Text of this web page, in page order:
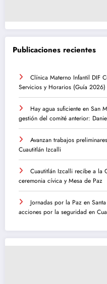
Publicaciones recientes
Clínica Materno Infantil DIF
Servicios y Horarios (Guía 2026)
Hay agua suficiente en San
gestión del comité anterior:
Avanzan trabajos
Cuautitlán Izcalli
Cuautitlán Izcalli recibe a la
ceremonia cívica y Mesa de Paz
Jornadas por la Paz en
acciones por la seguridad en